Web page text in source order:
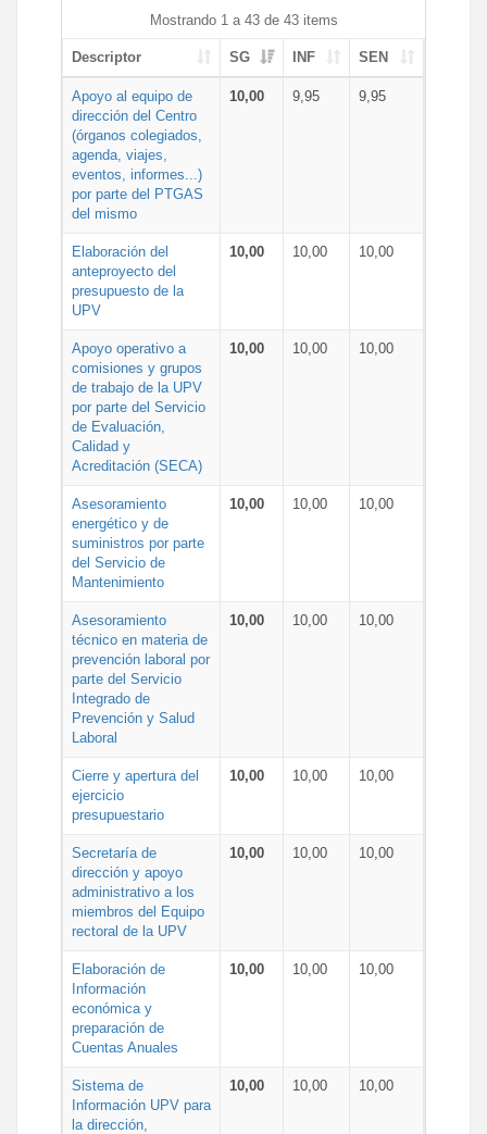
Mostrando 1 a 43 de 43 items
Descriptor SG INF SEN
Apoyo al equipo de
dirección del Centro
(órganos colegiados,
agenda, viajes,
eventos, informes...)
por parte del PTGAS
del mismo
10,00 9,95 9,95
Elaboración del
anteproyecto del
presupuesto de la
UPV
10,00 10,00 10,00
Apoyo operativo a
comisiones y grupos
de trabajo de la UPV
por parte del Servicio
de Evaluación,
Calidad y
Acreditación (SECA)
10,00 10,00 10,00
Asesoramiento
energético y de
suministros por parte
del Servicio de
Mantenimiento
10,00 10,00 10,00
Asesoramiento
técnico en materia de
prevención laboral por
parte del Servicio
Integrado de
Prevención y Salud
Laboral
10,00 10,00 10,00
Cierre y apertura del
ejercicio
presupuestario
10,00 10,00 10,00
Secretaría de
dirección y apoyo
administrativo a los
miembros del Equipo
rectoral de la UPV
10,00 10,00 10,00
Elaboración de
Información
económica y
preparación de
Cuentas Anuales
10,00 10,00 10,00
Sistema de
Información UPV para
la dirección,
10,00 10,00 10,00